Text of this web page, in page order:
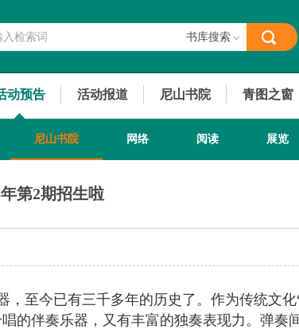
书库搜索
动预告 活动报道 尼山书院 青图之窗
尼山书院 网络 阅读 展览
第2期招生啦
，至今已有三千多年的历史了。作为传统文
的伴奏乐器，又有丰富的独奏表现力。弹奏